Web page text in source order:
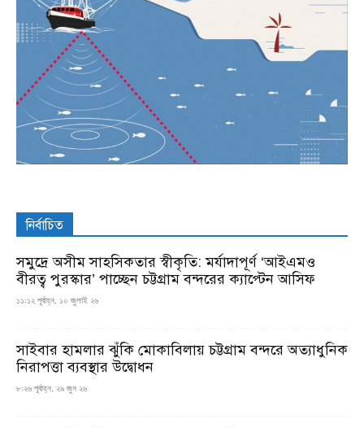
নির্বাচিত
সমুদ্রে অসীম সাহসিকতার স্বীকৃতি: মর্যাদাপূর্ণ ‘আইএমও
বীরত্ব পুরস্কার’ পাচ্ছেন চট্টগ্রাম বন্দরের ক্যাপ্টেন আসিফ
১১:১২ পূর্বাহ্ন, ১০ জুলাই ২৬
সাইবার হামলার ঝুঁকি মোকাবিলায় চট্টগ্রাম বন্দরে অত্যাধুনিক
নিরাপত্তা ব্যবস্থার উদ্বোধন
৮:২৬ পূর্বাহ্ন, ২৯ জুন ২৬